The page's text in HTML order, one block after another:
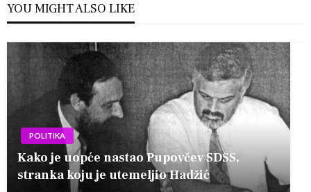
YOU MIGHT ALSO LIKE
POLITIKA
Kako je uopće nastao Pupovčev SDSS,
stranka koju je utemeljio Hadžić